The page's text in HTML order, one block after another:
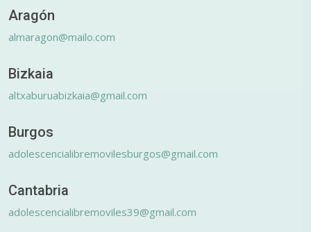
Aragón
almaragon@mailo.com
Bizkaia
altxaburuabizkaia@gmail.com
Burgos
adolescencialibremovilesburgos@gmail.com
Cantabria
adolescencialibremoviles39@gmail.com